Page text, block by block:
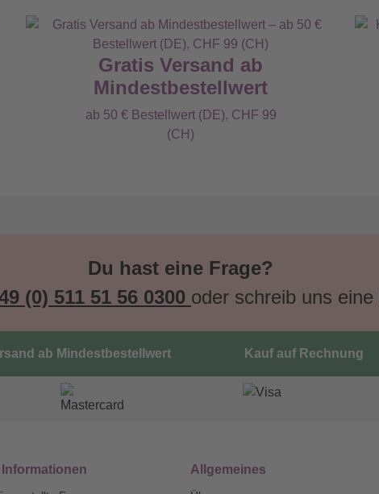
Gratis Versand ab
Mindestbestellwert
ab 50 € Bestellwert (DE), CHF 99
(CH)
Du hast eine Frage?
(0) 511 51 56 0300 oder schreib uns eine
ab Mindestbestellwert Kauf auf Rechnung
Allgemeines